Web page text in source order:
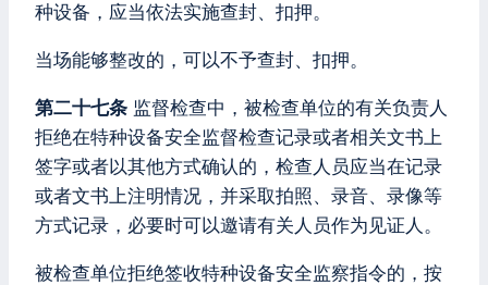
种设备，应当依法实施查封、扣押。
当场能够整改的，可以不予查封、扣押。
第二十七条 监督检查中，被检查单位的有关负责人
拒绝在特种设备安全监督检查记录或者相关文书上
签字或者以其他方式确认的，检查人员应当在记录
或者文书上注明情况，并采取拍照、录音、录像等
方式记录，必要时可以邀请有关人员作为见证人。
被检查单位拒绝签收特种设备安全监察指令的，按